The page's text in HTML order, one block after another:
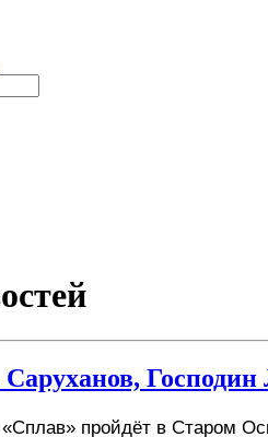
пройдёт в Старом